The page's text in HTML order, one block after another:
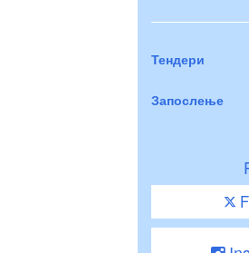
Тендери
Запослење